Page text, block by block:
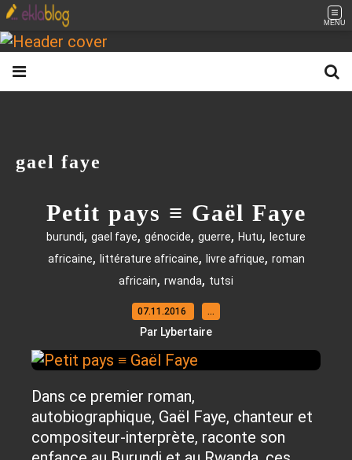
MENU
gael faye
Petit pays ≡ Gaël Faye
burundi, gael faye, génocide, guerre, Hutu, lecture
africaine, littérature africaine, livre afrique, roman
africain, rwanda, tutsi
07.11.2016 …
Par Lybertaire
Dans ce premier roman,
autobiographique, Gaël Faye, chanteur et
compositeur-interprète, raconte son